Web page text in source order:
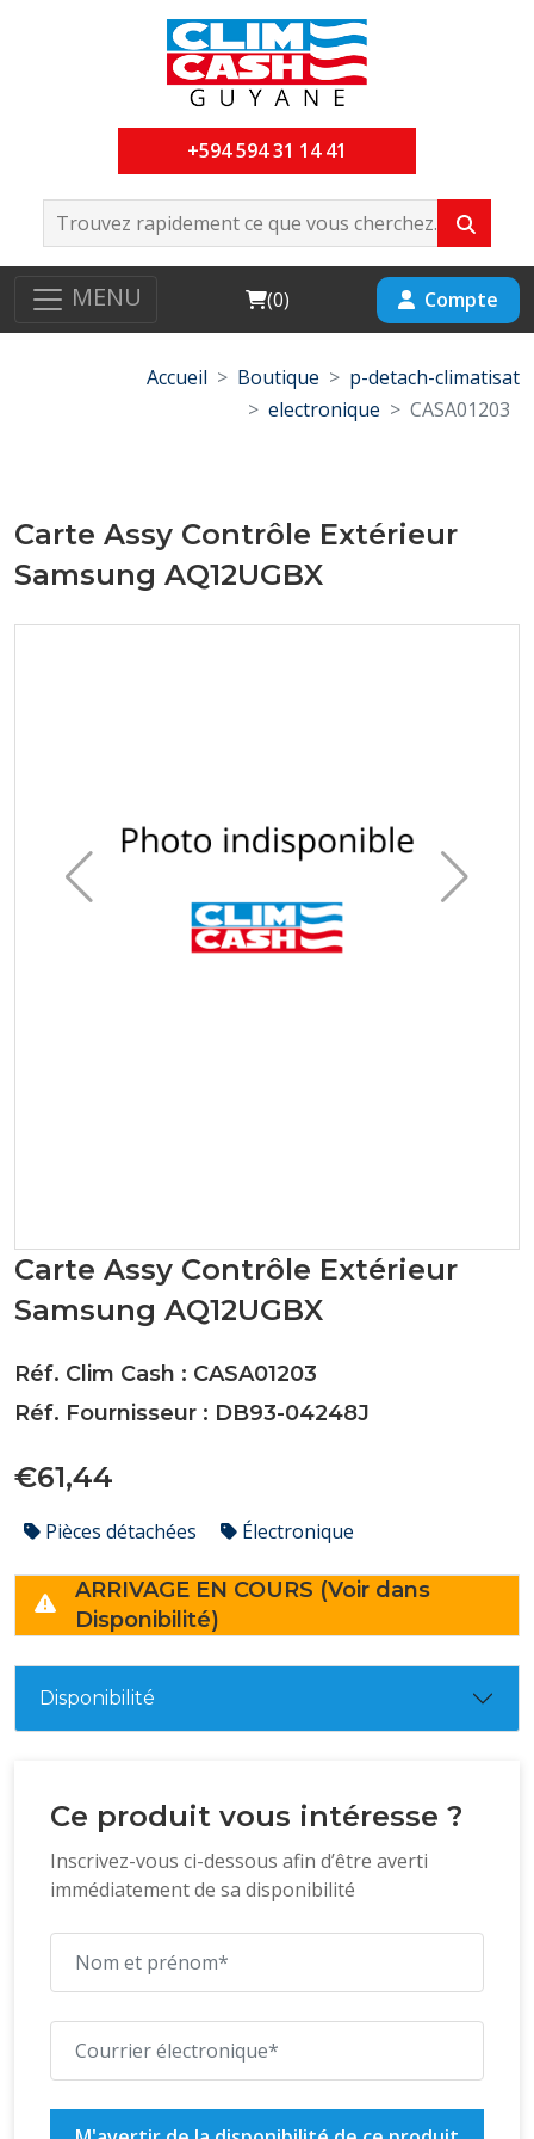
+594 594 31 14 41
MENU Cart
(0) Compte
Accueil Boutique
p-detach-climatisat
electronique
CASA01203
Carte Assy Contrôle Extérieur
Samsung AQ12UGBX
Carte Assy Contrôle Extérieur
Samsung AQ12UGBX
Réf. Clim Cash : CASA01203
Réf. Fournisseur : DB93-04248J
€61,44
Pièces détachées Électronique
ARRIVAGE EN COURS (Voir dans
Disponibilité)
Disponibilité
Ce produit vous intéresse ?
Inscrivez-vous ci-dessous afin d’être averti
immédiatement de sa disponibilité